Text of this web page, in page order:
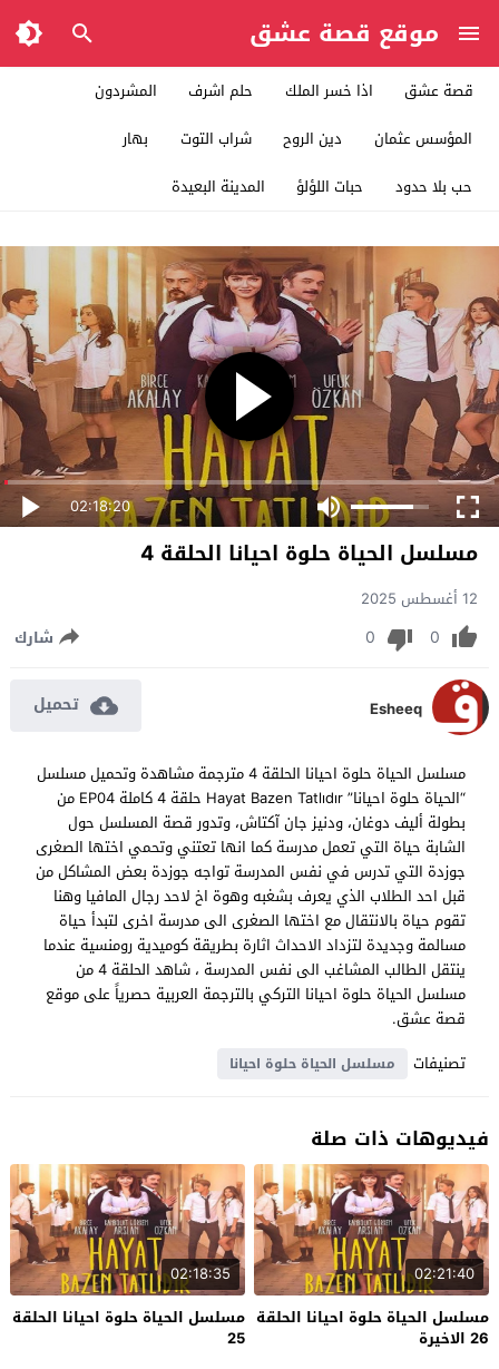
موقع قصة عشق
قصة عشق اذا خسر الملك حلم اشرف
المشردون
المؤسس عثمان
دين الروح شراب التوت
بهار
حب بلا حدود
حبات اللؤلؤ المدينة البعيدة
02:18:20
مسلسل الحياة حلوة احيانا الحلقة 4
12 أغسطس 2025
0
0 شارك
Esheeq تحميل
مسلسل الحياة حلوة احيانا الحلقة 4 مترجمة مشاهدة وتحميل مسلسل
“الحياة حلوة احيانا” Hayat Bazen Tatlıdır حلقة 4 كاملة EP04 من
بطولة أليف دوغان، ودنيز جان آكتاش، وتدور قصة المسلسل حول
الشابة حياة التي تعمل مدرسة كما انها تعتني وتحمي اختها الصغرى
جوزدة التي تدرس في نفس المدرسة تواجه جوزدة بعض المشاكل من
قبل احد الطلاب الذي يعرف بشغبه وهوة اخ لاحد رجال المافيا وهنا
تقوم حياة بالانتقال مع اختها الصغرى الى مدرسة اخرى لتبدأ حياة
مسالمة وجديدة لتزداد الاحداث اثارة بطريقة كوميدية رومنسية عندما
ينتقل الطالب المشاغب الى نفس المدرسة ، شاهد الحلقة 4 من
مسلسل الحياة حلوة احيانا التركي بالترجمة العربية حصرياً على موقع
قصة عشق.
تصنيفات
مسلسل الحياة حلوة احيانا
فيديوهات ذات صلة
02:21:40
مسلسل الحياة حلوة احيانا الحلقة
26 الاخيرة
02:18:35
مسلسل الحياة حلوة احيانا الحلقة
25